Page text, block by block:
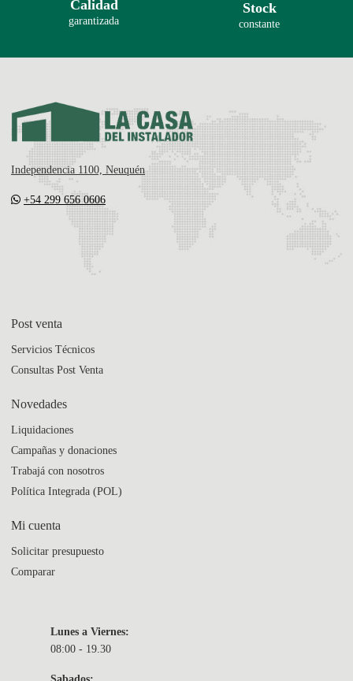
Calidad
garantizada
Stock
constante
Independencia 1100, Neuquén
+54 299 656 0606
Post venta
Servicios Técnicos
Consultas Post Venta
Novedades
Liquidaciones
Campañas y donaciones
Trabajá con nosotros
Política Integrada (POL)
Mi cuenta
Solicitar presupuesto
Comparar
Lunes a Viernes:
08:00 - 19.30